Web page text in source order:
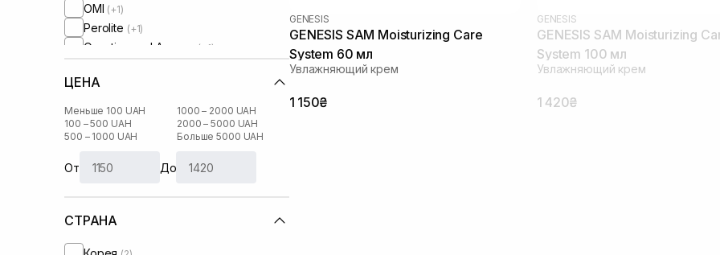
OMI (+1)
Perolite (+1)
Question and Answer (+1)
Rejuran
Round Lab (+1)
ЦЕНА
Меньше 100 UAH
100 – 500 UAH
500 – 1000 UAH
1000 – 2000 UAH
2000 – 5000 UAH
Больше 5000 UAH
От До
СТРАНА
GENESIS
GENESIS SAM Moisturizing Care
System 60 мл
Увлажняющий крем
1 150₴
GENESIS
GENESIS SAM Moisturizing
System 100 мл
Увлажняющий крем
1 420₴